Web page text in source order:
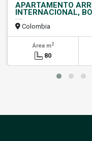
APARTAMENTO
INTERNACIONAL,
Colombia
Área m2
80